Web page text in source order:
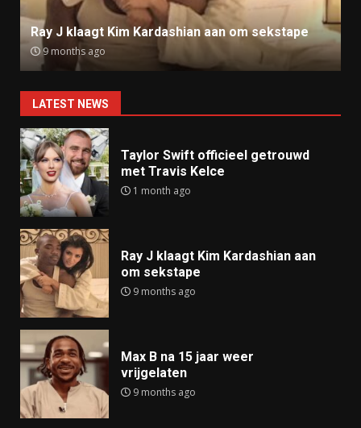
Ray J klaagt Kim Kardashian aan om sekstape
9 months ago
LATEST NEWS
Taylor Swift officieel getrouwd
met Travis Kelce
1 month ago
Ray J klaagt Kim Kardashian aan
om sekstape
9 months ago
Max B na 15 jaar weer
vrijgelaten
9 months ago